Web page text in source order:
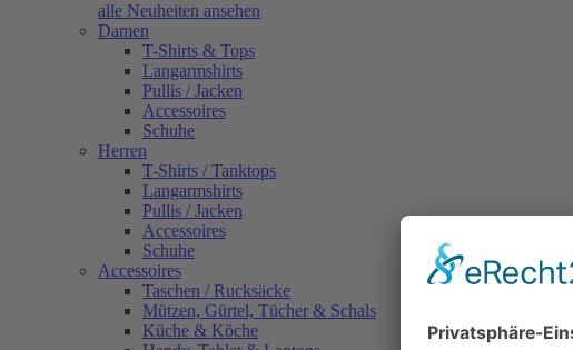
alle Neuheiten ansehen
Damen
T-Shirts & Tops
Langarmshirts
Pullis / Jacken
Accessoires
Schuhe
Herren
T-Shirts / Tanktops
Langarmshirts
Pullis / Jacken
Accessoires
Schuhe
Accessoires
Taschen / Rucksäcke
Mützen, Gürtel, Tücher & Schals
Küche & Köche